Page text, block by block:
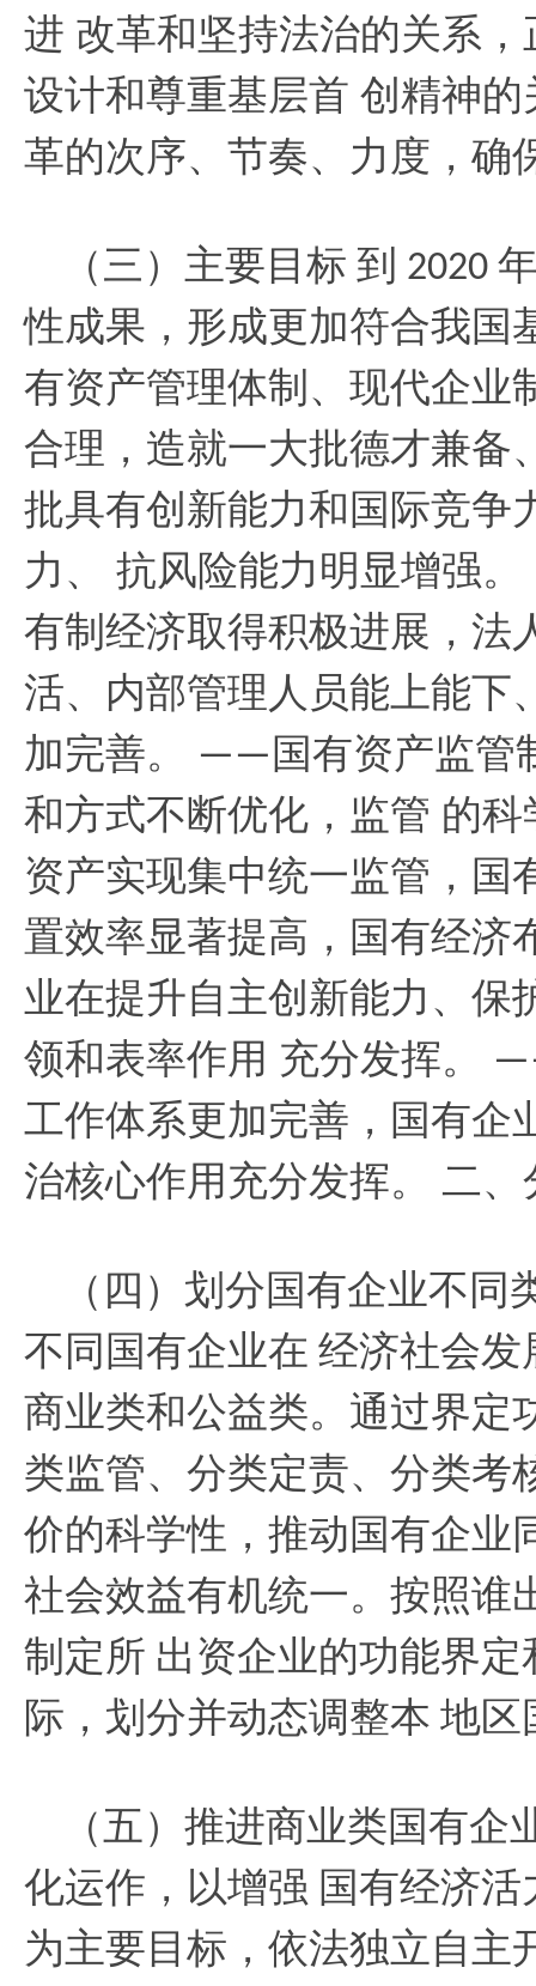
进 改革和坚持法治的关系
设计和尊重基层首 创精神
革的次序、节奏、力度，确
（三）主要目标 到 2020
性成果，形成更加符合我国
有资产管理体制、现代企业
合理，造就一大批德才兼备
批具有创新能力和国际竞争
力、 抗风险能力明显增强。
有制经济取得积极进展，法
活、内部管理人员能上能下
加完善。
—— 国有资产监管
和方式不断优化，监管 的
资产实现集中统一监管，
置效率显著提高，国有经济
业在提升自主创新能力、保
领和表率作用 充分发挥。
工作体系更加完善，国有企
治核心作用充分发挥。 二
（四）划分国有企业不
不同国有企业在 经济社会发
商业类和公益类。通过界定
类监管、分类定责、分类考
价的科学性，推动国有企业
社会效益有机统一。按照谁
制定所 出资企业的功能界
际，划分并动态调整本 地区
（五）推进商业类国有
化运作，以增强 国有经济
为主要目标，依法独立自主